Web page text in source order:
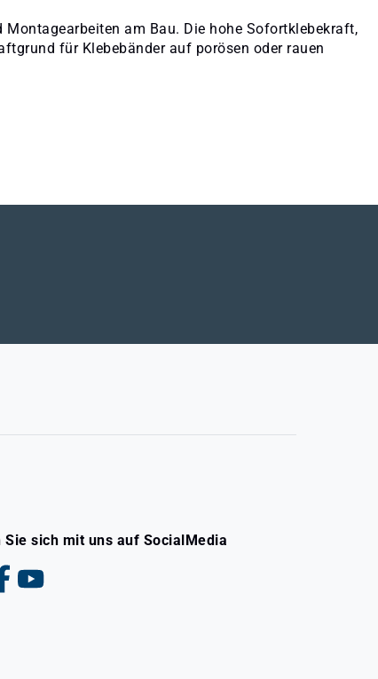
am Bau. Die hohe Sofortklebekraft,
für Klebebänder auf porösen oder rauen
Sie sich mit uns auf SocialMedia